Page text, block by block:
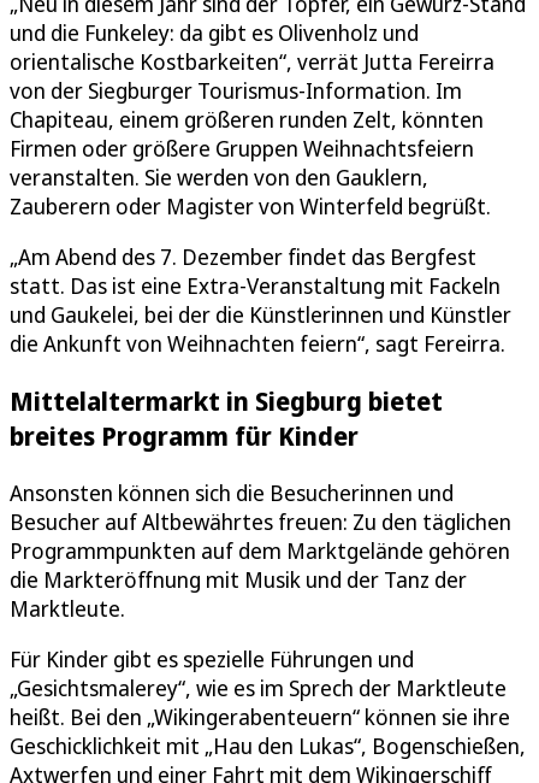
und die Funkeley: da gibt es Olivenholz und
orientalische Kostbarkeiten“, verrät Jutta Fereirra
von der Siegburger Tourismus-Information. Im
Chapiteau, einem größeren runden Zelt, könnten
Firmen oder größere Gruppen Weihnachtsfeiern
veranstalten. Sie werden von den Gauklern,
Zauberern oder Magister von Winterfeld begrüßt.
„Am Abend des 7. Dezember findet das Bergfest
statt. Das ist eine Extra-Veranstaltung mit Fackeln
und Gaukelei, bei der die Künstlerinnen und Künstler
die Ankunft von Weihnachten feiern“, sagt Fereirra.
Mittelaltermarkt in Siegburg bietet
breites Programm für Kinder
Ansonsten können sich die Besucherinnen und
Besucher auf Altbewährtes freuen: Zu den täglichen
Programmpunkten auf dem Marktgelände gehören
die Markteröffnung mit Musik und der Tanz der
Marktleute.
Für Kinder gibt es spezielle Führungen und
„Gesichtsmalerey“, wie es im Sprech der Marktleute
heißt. Bei den „Wikingerabenteuern“ können sie ihre
Geschicklichkeit mit „Hau den Lukas“, Bogenschießen,
Axtwerfen und einer Fahrt mit dem Wikingerschiff